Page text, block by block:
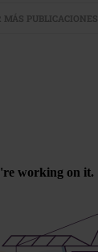
MÁS PUBLICACIONES